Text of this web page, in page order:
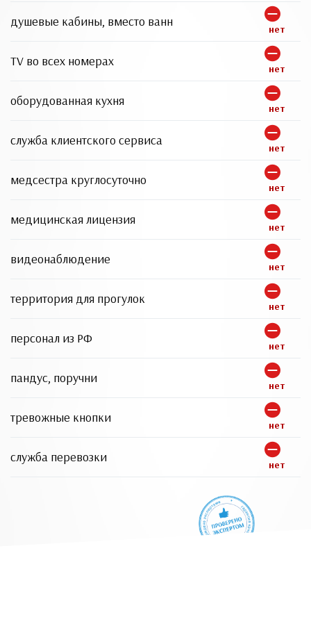
душевые кабины, вместо ванн нет
TV во всех номерах нет
оборудованная кухня нет
служба клиентского сервиса нет
медсестра круглосуточно нет
медицинская лицензия нет
видеонаблюдение нет
территория для прогулок нет
персонал из РФ нет
пандус, поручни нет
тревожные кнопки нет
служба перевозки нет